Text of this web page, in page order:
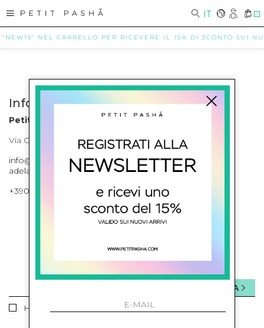
IT 0
NEL CARRELLO PER RICEVERE IL 15% DI SCONTO SUI
Info contatti
Petit Pasha
Via Cilea, 255 Napoli Corso Umberto I 301 Napoli
info@petitpasha.com, petitpasha@hotmail.it,
adelaide.petitpasha@hotmail.com
+39081643421 , +390812351280
ISCRIVITI ALLA NEWSLETTER
Ho letto ed accettato le condizioni sulla privacy.
INVIA